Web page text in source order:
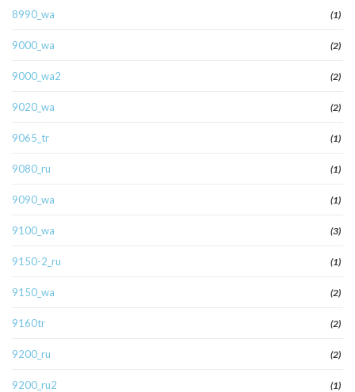
8990_wa (1)
9000_wa (2)
9000_wa2 (2)
9020_wa (2)
9065_tr (1)
9080_ru (1)
9090_wa (1)
9100_wa (3)
9150-2_ru (1)
9150_wa (2)
9160tr (2)
9200_ru (2)
9200_ru2 (1)